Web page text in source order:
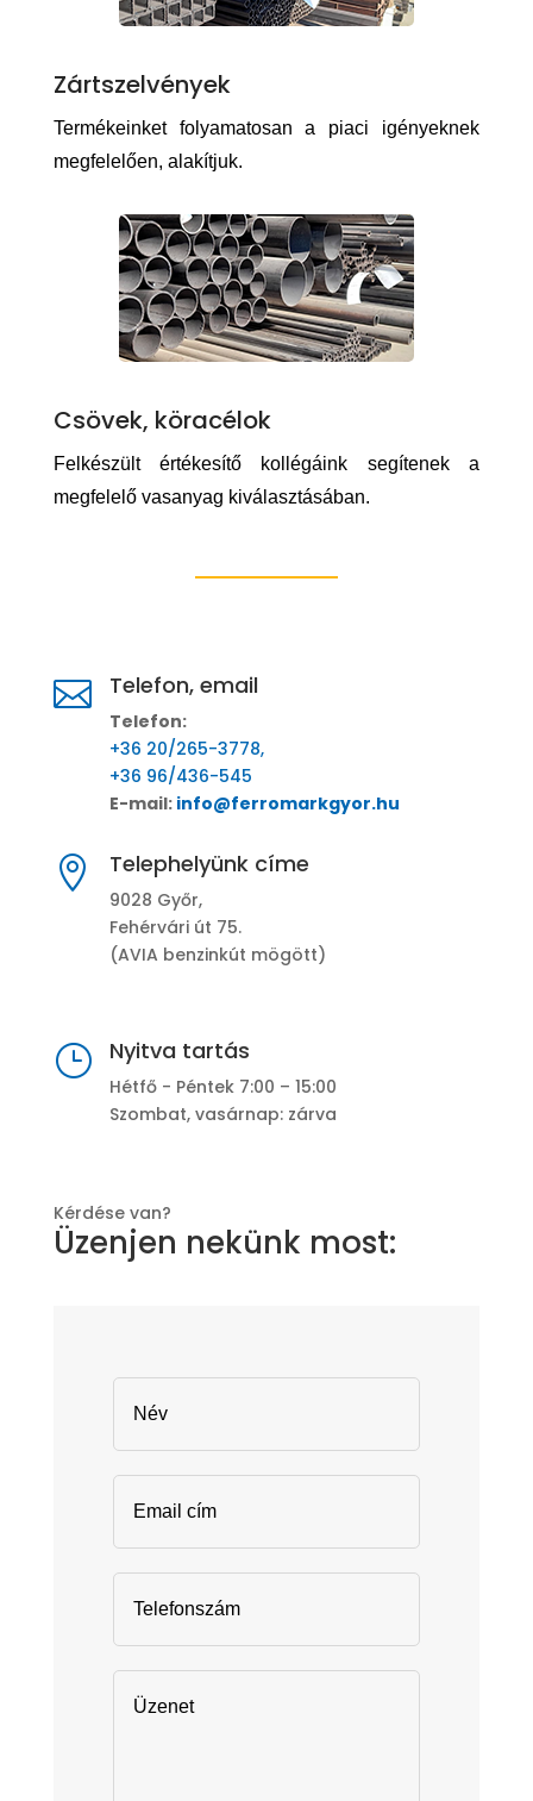
Zártszelvények
Termékeinket folyamatosan a piaci igényeknek
megfelelően, alakítjuk.
Csövek, köracélok
Felkészült értékesítő kollégáink segítenek a
megfelelő vasanyag kiválasztásában.
 Telefon, email
Telefon:
+36 20/265-3778,
+36 96/436-545
E-mail: info@ferromarkgyor.hu
 Telephelyünk címe
9028 Győr,
Fehérvári út 75.
(AVIA benzinkút mögött)
} Nyitva tartás
Hétfő - Péntek 7:00 – 15:00
Szombat, vasárnap: zárva
Kérdése van?
Üzenjen nekünk most: